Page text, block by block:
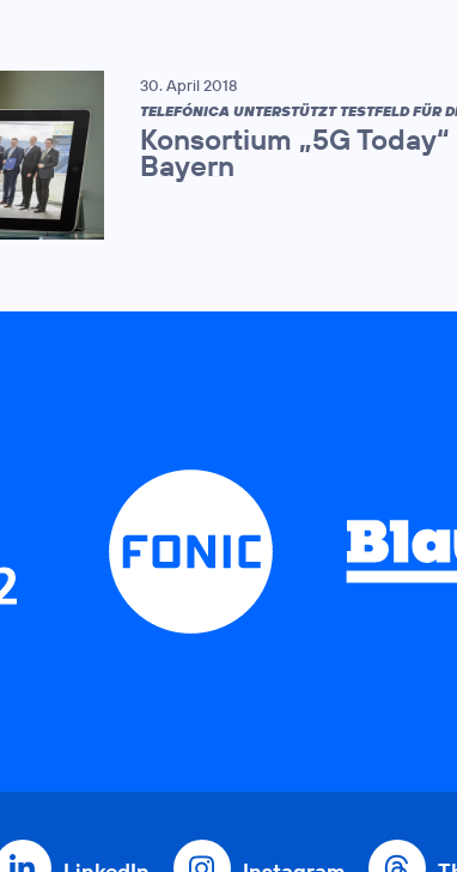
30. April 2018
TELEFÓNICA UNTERSTÜTZT TESTFELD FÜR
Konsortium „5G
Bayern